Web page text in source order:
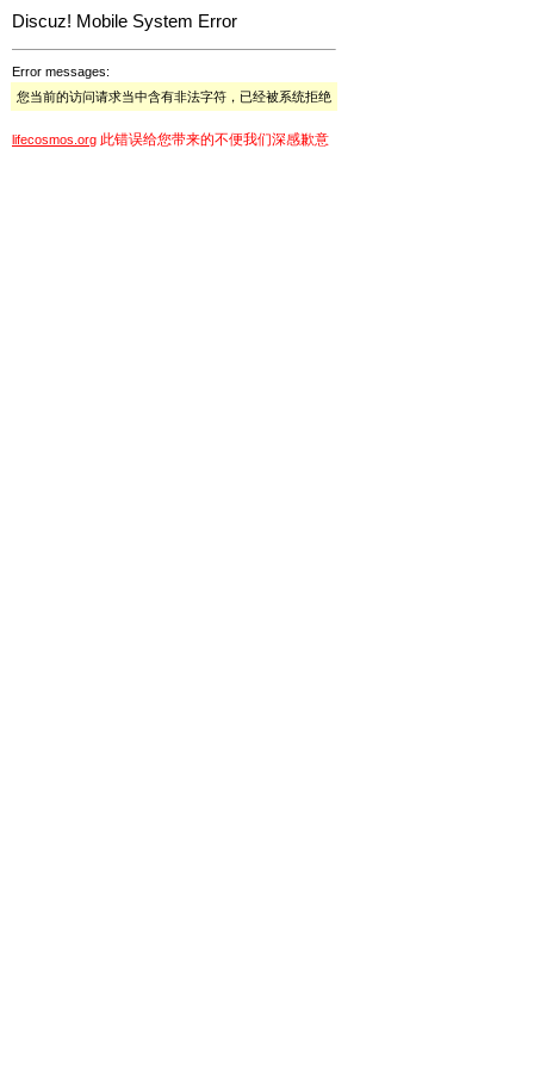
Discuz! Mobile System Error
Error messages:
您当前的访问请求当中含有非法字符，已经被系统拒绝
lifecosmos.org 此错误给您带来的不便我们深感歉意